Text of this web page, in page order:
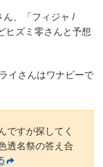
ん、「フィジャ /
ヒズミ零さんと予想
イさんはワナビーで
ですが探してく
透名祭の答え合